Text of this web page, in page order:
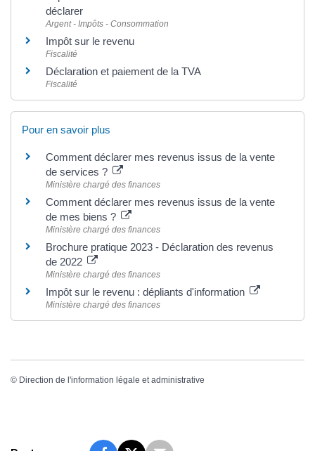
déclarer
Argent - Impôts - Consommation
Impôt sur le revenu
Fiscalité
Déclaration et paiement de la TVA
Fiscalité
Pour en savoir plus
Comment déclarer mes revenus issus de la vente
de services ?
Ministère chargé des finances
Comment déclarer mes revenus issus de la vente
de mes biens ?
Ministère chargé des finances
Brochure pratique 2023 - Déclaration des revenus
de 2022
Ministère chargé des finances
Impôt sur le revenu : dépliants d'information
Ministère chargé des finances
© Direction de l'information légale et administrative